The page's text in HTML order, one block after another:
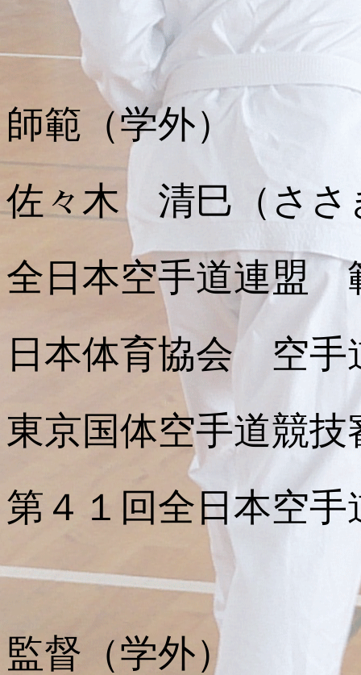
師範（学外）
佐々木 清巳（さ
全日本空手道連盟
日本体育協会 空手
東京国体空手道競技
第４１回全日本空
監督（学外）